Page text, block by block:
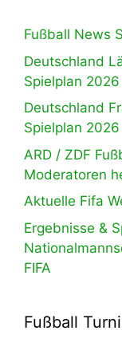
Fußball News
Deutschland
Spielplan 2026
Deutschland
Spielplan 2026
ARD / ZDF
Moderatoren
Aktuelle Fifa
Ergebnisse &
FIFA
Fußball